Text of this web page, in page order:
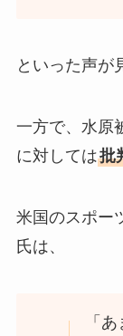
といった声が
一方で、水原
に対しては批
米国のスポー
氏は、
「